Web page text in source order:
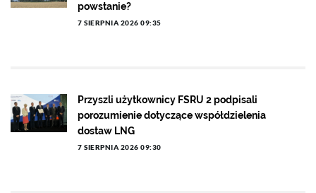
powstanie?
7 SIERPNIA 2026 09:35
Przyszli użytkownicy FSRU 2 podpisali
porozumienie dotyczące współdzielenia
dostaw LNG
7 SIERPNIA 2026 09:30